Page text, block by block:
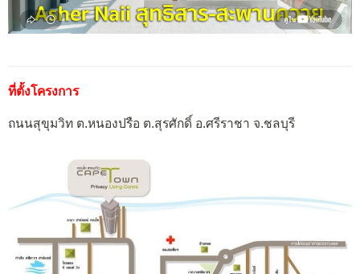
ที่ตั้งโครงการ
ถนนสุขุมวิท ต.หนองปรือ ต.สุรศักดิ์ อ.ศรีราชา จ.ชลบุรี